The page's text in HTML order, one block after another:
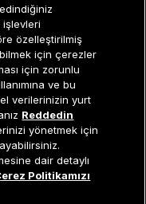
© Eren Holding
işlevleri
özelleştirilmiş
için çerezler
için zorunlu
ve bu
verilerinizin yurt
Reddedin
yönetmek için
dair detaylı
Politikamızı